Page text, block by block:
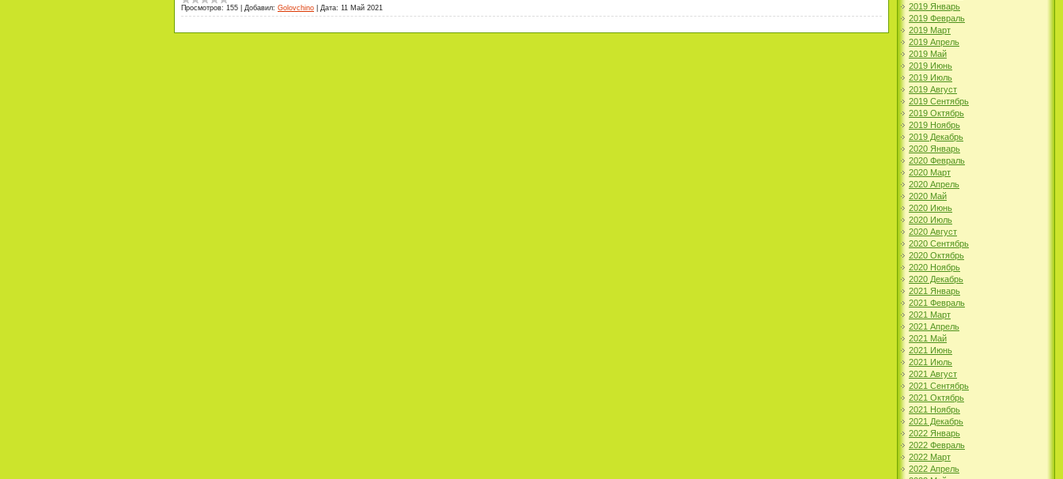
Просмотров: 155 Добавил: Golovchino Дата: 11 Май 2021
2019 Январь
2019 Февраль
2019 Март
2019 Апрель
2019 Май
2019 Июнь
2019 Июль
2019 Август
2019 Сентябрь
2019 Октябрь
2019 Ноябрь
2019 Декабрь
2020 Январь
2020 Февраль
2020 Март
2020 Апрель
2020 Май
2020 Июнь
2020 Июль
2020 Август
2020 Сентябрь
2020 Октябрь
2020 Ноябрь
2020 Декабрь
2021 Январь
2021 Февраль
2021 Март
2021 Апрель
2021 Май
2021 Июнь
2021 Июль
2021 Август
2021 Сентябрь
2021 Октябрь
2021 Ноябрь
2021 Декабрь
2022 Январь
2022 Февраль
2022 Март
2022 Апрель